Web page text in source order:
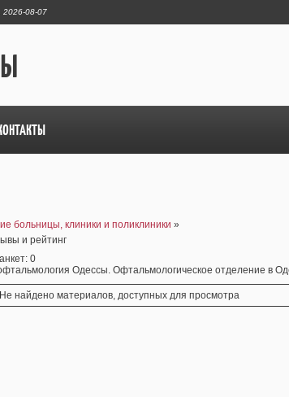
08-07
больницы, клиники и поликлиники »
и рейтинг
анкет: 0
Одессы. Офтальмологическое отделение в
Не найдено материалов, доступных для просмотра